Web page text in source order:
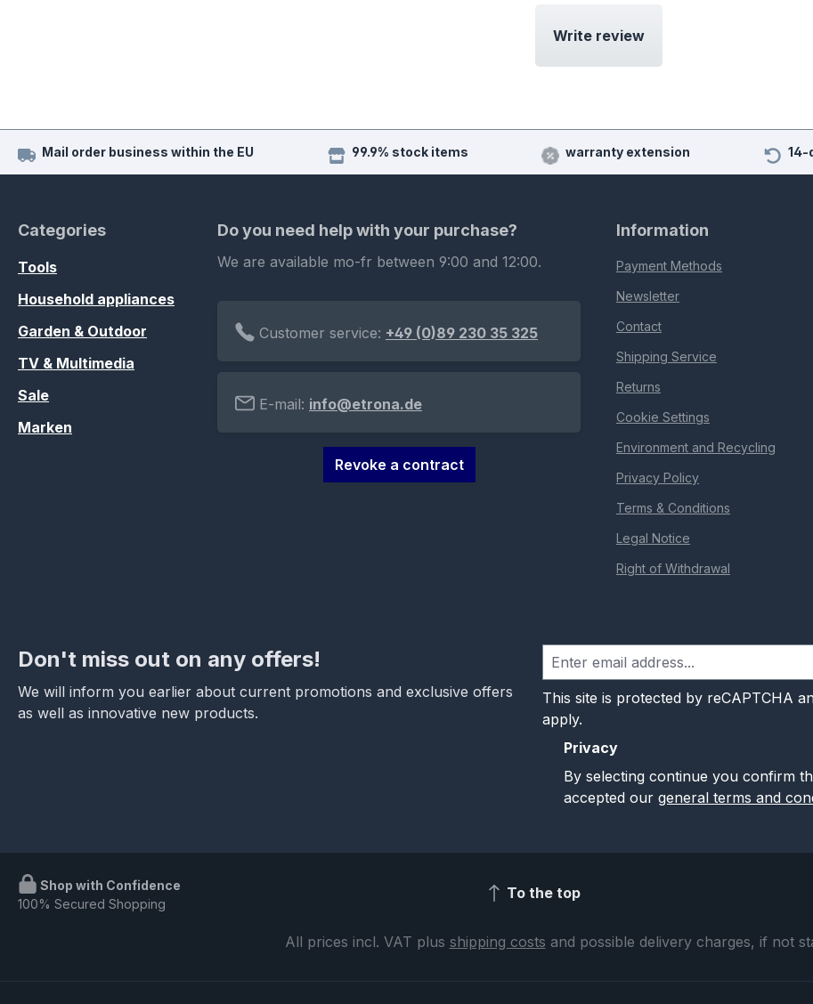
Write review
Mail order business within the EU 99.9% stock items warranty extension 14-
Categories
Tools
Household appliances
Garden & Outdoor
TV & Multimedia
Sale
Marken
Do you need help with your purchase?
We are available mo-fr between 9:00 and 12:00.
Customer service: +49 (0)89 230 35 325
E-mail: info@etrona.de
Revoke a contract
Information
Payment Methods
Newsletter
Contact
Shipping Service
Returns
Cookie Settings
Environment and Recycling
Privacy Policy
Terms & Conditions
Legal Notice
Right of Withdrawal
Don't miss out on any offers!
We will inform you earlier about current promotions and exclusive offers
as well as innovative new products.
This site is protected by reCAPTCHA
apply.
Privacy
By selecting continue you confirm
accepted our general terms and
Shop with Confidence
100% Secured Shopping
To the top
All prices incl. VAT plus shipping costs and possible delivery charges, if not